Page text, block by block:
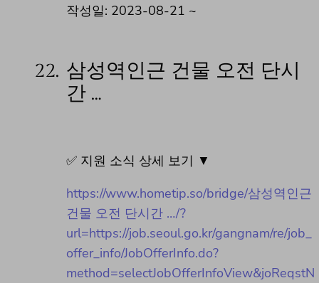
작성일: 2023-08-21 ~
22. 삼성역인근 건물 오전 단시
간 …
✅ 지원 소식 상세 보기 ▼
https://www.hometip.so/bridge/삼성역인근
건물 오전 단시간 …/?
url=https://job.seoul.go.kr/gangnam/re/job_
offer_info/JobOfferInfo.do?
method=selectJobOfferInfoView&joReqstN